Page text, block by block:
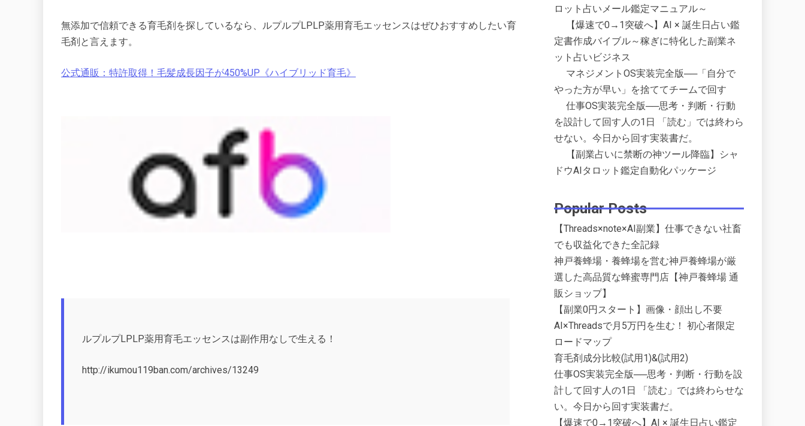
無添加で信頼できる育毛剤を探しているなら、ルプルプLPLP薬用育毛エッセンスはぜひおすすめしたい育
毛剤と言えます。
公式通販：特許取得！毛髪成長因子が450%UP《ハイブリッド育毛》
ルプルプLPLP薬用育毛エッセンスは副作用なしで生える！
http://ikumou119ban.com/archives/13249
ロット占いメール鑑定マニュアル～
【爆速で0→1突破へ】AI × 誕生日占い鑑
定書作成バイブル～稼ぎに特化した副業ネ
ット占いビジネス
マネジメントOS実装完全版──「自分で
やった方が早い」を捨ててチームで回す
仕事OS実装完全版──思考・判断・行動
を設計して回す人の1日 「読む」では終わら
せない。今日から回す実装書だ。
【副業占いに禁断の神ツール降臨】シャ
ドウAIタロット鑑定自動化パッケージ
Popular Posts
【Threads×note×AI副業】仕事できない社畜
でも収益化できた全記録
神戸養蜂場・養蜂場を営む神戸養蜂場が厳
選した高品質な蜂蜜専門店【神戸養蜂場 通
販ショップ】
【副業0円スタート】画像・顔出し不要
AI×Threadsで月5万円を生む！ 初心者限定
ロードマップ
育毛剤成分比較(試用1)&(試用2)
仕事OS実装完全版──思考・判断・行動を設
計して回す人の1日 「読む」では終わらせな
い。今日から回す実装書だ。
【爆速で0→1突破へ】AI × 誕生日占い鑑定